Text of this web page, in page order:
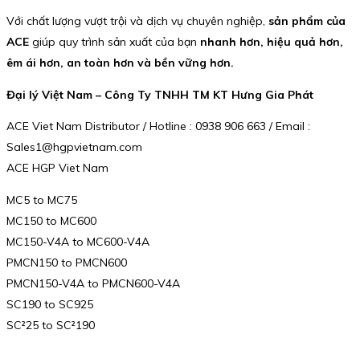
Với chất lượng vượt trội và dịch vụ chuyên nghiệp, sản phẩm của
ACE giúp quy trình sản xuất của bạn nhanh hơn, hiệu quả hơn,
êm ái hơn, an toàn hơn và bền vững hơn.
Đại lý Việt Nam – Công Ty TNHH TM KT Hưng Gia Phát
ACE Viet Nam Distributor / Hotline : 0938 906 663 / Email :
Sales1@hgpvietnam.com
ACE HGP Viet Nam
MC5 to MC75
MC150 to MC600
MC150-V4A to MC600-V4A
PMCN150 to PMCN600
PMCN150-V4A to PMCN600-V4A
SC190 to SC925
SC²25 to SC²190